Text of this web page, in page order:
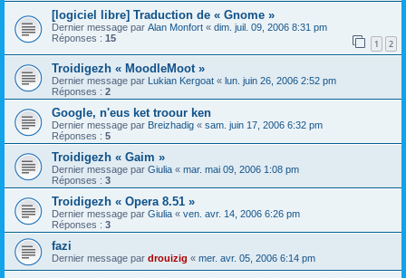
[logiciel libre] Traduction de « Gnome »
Dernier message par Alan Monfort « dim. juil. 09, 2006 8:31 pm
Réponses : 15 1 2
Troidigezh « MoodleMoot »
Dernier message par Lukian Kergoat « lun. juin 26, 2006 2:52 pm
Réponses : 2
Google, n'eus ket troour ken
Dernier message par Breizhadig « sam. juin 17, 2006 6:32 pm
Réponses : 5
Troidigezh « Gaim »
Dernier message par Giulia « mar. mai 09, 2006 1:08 pm
Réponses : 3
Troidigezh « Opera 8.51 »
Dernier message par Giulia « ven. avr. 14, 2006 6:26 pm
Réponses : 3
fazi
Dernier message par drouizig « mer. avr. 05, 2006 6:14 pm